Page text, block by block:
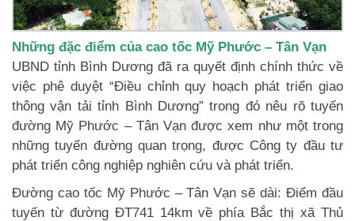
Những đặc điểm của cao tốc Mỹ Phước – Tân Vạn
UBND tỉnh Bình Dương đã ra quyết định chính thức về
việc phê duyệt “Điều chỉnh quy hoạch phát triển giao
thông vận tải tỉnh Bình Dương” trong đó nêu rõ tuyến
đường Mỹ Phước – Tân Vạn được xem như một trong
những tuyến đường quan trọng, được Công ty đầu tư
phát triển công nghiệp nghiên cứu và phát triển.
Đường cao tốc Mỹ Phước – Tân Vạn sẽ dài: Điểm đầu
tuyến từ đường ĐT741 14km về phía Bắc thị xã Thủ